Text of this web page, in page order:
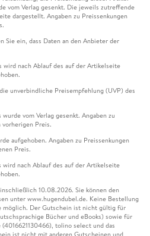
vom Verlag gesenkt. Die jeweils zutreffende
dargestellt. Angaben zu Preissenkungen
ein, dass Daten an den Anbieter der
wird nach Ablauf des auf der Artikelseite
unverbindliche Preisempfehlung (UVP) des
vom Verlag gesenkt. Angaben zu
vorherigen Preis.
aufgehoben. Angaben zu Preissenkungen
Preis.
nach Ablauf des auf der Artikelseite
10.08.2026. Sie können den
unter www.hugendubel.de. Keine Bestellung
möglich. Der Gutschein ist nicht gültig für
Bücher und eBooks) sowie für
tolino select und das